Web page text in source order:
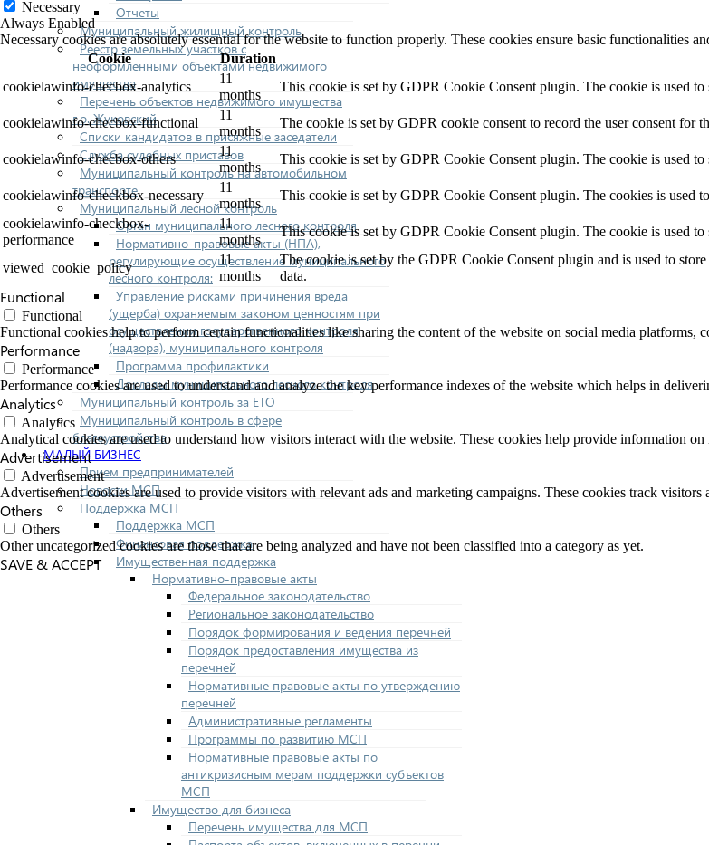
Отчеты
Муниципальный жилищный контроль
Реестр земельных участков с
неоформленными объектами недвижимого
имущества
Перечень объектов недвижимого имущества
г.о. Жуковский
Списки кандидатов в присяжные заседатели
Служба судебных приставов
Муниципальный контроль на автомобильном
транспорте
Муниципальный лесной контроль
Орган муниципального лесного контроля
Нормативно-правовые акты (НПА),
регулирующие осуществление муниципального
лесного контроля:
Управление рисками причинения вреда
(ущерба) охраняемым законом ценностям при
осуществлении государственного контроля
(надзора), муниципального контроля
Программа профилактики
Доклады муниципального лесного контроля
Муниципальный контроль за ЕТО
Муниципальный контроль в сфере
благоустройства
МАЛЫЙ БИЗНЕС
Прием предпринимателей
Новости МСП
Поддержка МСП
Поддержка МСП
Финансовая поддержка
Имущественная поддержка
Нормативно-правовые акты
Федеральное законодательство
Региональное законодательство
Порядок формирования и ведения перечней
Порядок предоставления имущества из
перечней
Нормативные правовые акты по утверждению
перечней
Административные регламенты
Программы по развитию МСП
Нормативные правовые акты по
антикризисным мерам поддержки субъектов
МСП
Имущество для бизнеса
Перечень имущества для МСП
Necessary
Always Enabled
Necessary cookies are absolutely essential for the website to function properly. These cookies ensure basic functionalities
Cookie
Duration
cookielawinfo-checbox-analytics
11
months
This cookie is set by GDPR Cookie Consent plugin. The cookie is used
cookielawinfo-checbox-functional
11
months
The cookie is set by GDPR cookie consent to record the user consent for
cookielawinfo-checbox-others
11
months
This cookie is set by GDPR Cookie Consent plugin. The cookie is used
cookielawinfo-checkbox-necessary
11
months
This cookie is set by GDPR Cookie Consent plugin. The cookies is used
cookielawinfo-checkbox-
performance
11
months
This cookie is set by GDPR Cookie Consent plugin. The cookie is used
viewed_cookie_policy
11
months
The cookie is set by the GDPR Cookie Consent plugin and is used to
data.
Functional
Functional
Functional cookies help to perform certain functionalities like sharing the content of the website on social media platforms,
Performance
Performance
Performance cookies are used to understand and analyze the key performance indexes of the website which helps in
Analytics
Analytics
Analytical cookies are used to understand how visitors interact with the website. These cookies help provide information
Advertisement
Advertisement
Advertisement cookies are used to provide visitors with relevant ads and marketing campaigns. These cookies track
Others
Others
Other uncategorized cookies are those that are being analyzed and have not been classified into a category as yet.
SAVE & ACCEPT